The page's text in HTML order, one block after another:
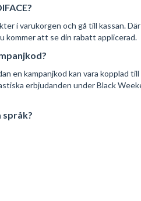
i varukorgen och gå till kassan.
kommer att se din rabatt applicerad.
en kampanjkod kan vara kopplad
erbjudanden under Black
språk?